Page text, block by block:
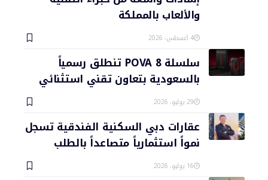
والألعاب بالمملكة
4 أغسطس، 2026
سلسلة POVA 8 تنطلق رسمياً
بالسعودية بتعاون تقني استثنائي
29 يوليو، 2026
عقارات دبي السكنية الفندقية تسجل
نمواً استثمارياً متصاعداً بالطلب
16 يوليو، 2026